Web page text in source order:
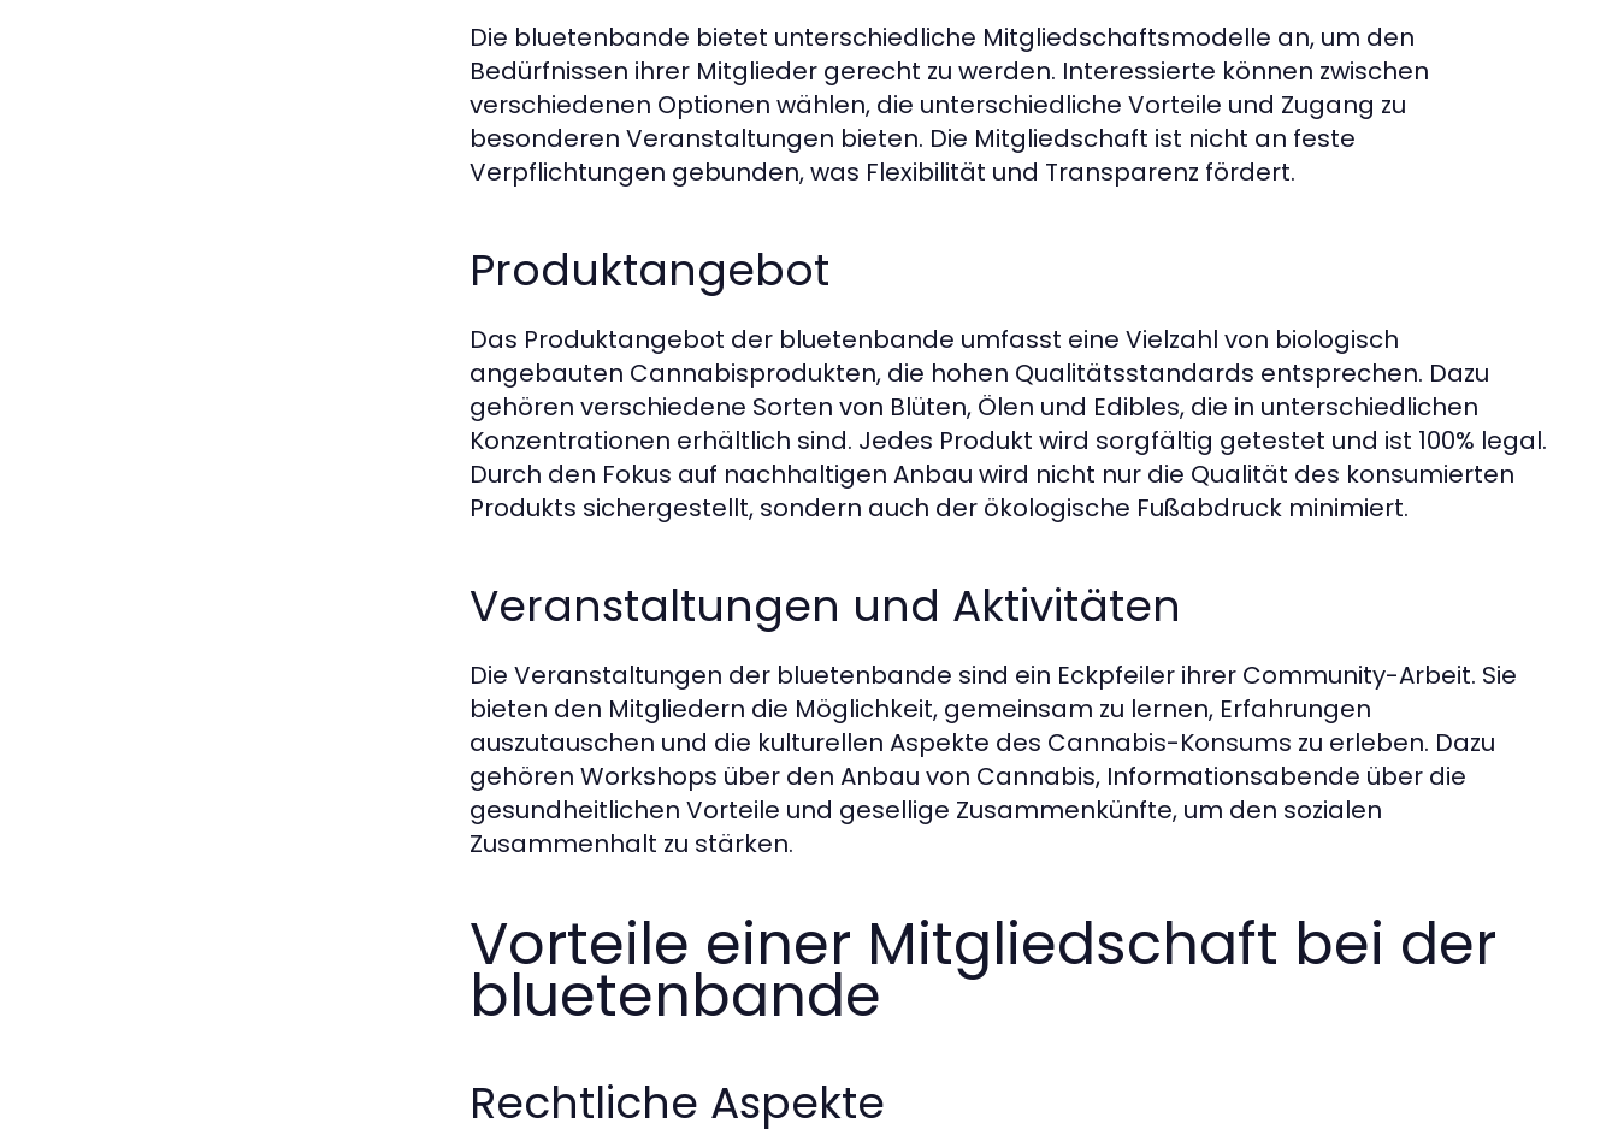
Die bluetenbande bietet unterschiedliche Mitgliedschaftsmodelle an, um den
Bedürfnissen ihrer Mitglieder gerecht zu werden. Interessierte können zwischen
verschiedenen Optionen wählen, die unterschiedliche Vorteile und Zugang zu
besonderen Veranstaltungen bieten. Die Mitgliedschaft ist nicht an feste
Verpflichtungen gebunden, was Flexibilität und Transparenz fördert.
Produktangebot
Das Produktangebot der bluetenbande umfasst eine Vielzahl von biologisch
angebauten Cannabisprodukten, die hohen Qualitätsstandards entsprechen. Dazu
gehören verschiedene Sorten von Blüten, Ölen und Edibles, die in unterschiedlichen
Konzentrationen erhältlich sind. Jedes Produkt wird sorgfältig getestet und ist 100% legal.
Durch den Fokus auf nachhaltigen Anbau wird nicht nur die Qualität des konsumierten
Produkts sichergestellt, sondern auch der ökologische Fußabdruck minimiert.
Veranstaltungen und Aktivitäten
Die Veranstaltungen der bluetenbande sind ein Eckpfeiler ihrer Community-Arbeit. Sie
bieten den Mitgliedern die Möglichkeit, gemeinsam zu lernen, Erfahrungen
auszutauschen und die kulturellen Aspekte des Cannabis-Konsums zu erleben. Dazu
gehören Workshops über den Anbau von Cannabis, Informationsabende über die
gesundheitlichen Vorteile und gesellige Zusammenkünfte, um den sozialen
Zusammenhalt zu stärken.
Vorteile einer Mitgliedschaft bei der
bluetenbande
Rechtliche Aspekte